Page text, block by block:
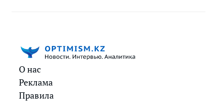
О нас
Реклама
Правила